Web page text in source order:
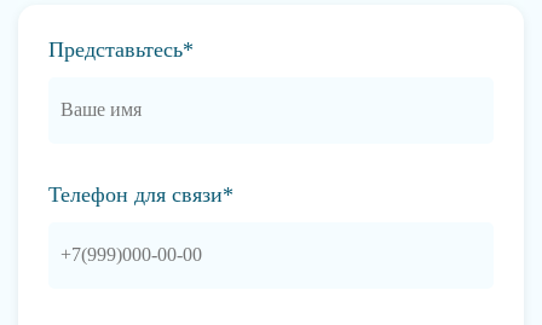
Представьтесь*
Телефон для связи*